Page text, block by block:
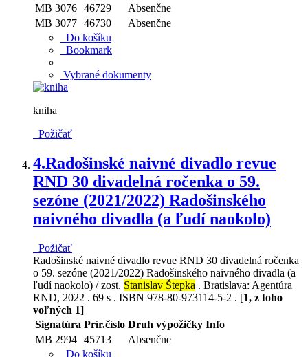
MB 3076 46729
Absenčne
MB 3077 46730
Absenčne
Do košíku
Bookmark
Vybrané dokumenty
kniha
Požičať
4.Radošinské naivné divadlo revue
RND 30 divadelná ročenka o 59.
sezóne (2021/2022) Radošinského
naivného divadla (a ľudí naokolo)
Požičať
Radošinské naivné divadlo revue RND 30 divadelná ročenka
o 59. sezóne (2021/2022) Radošinského naivného divadla (a
ľudí naokolo) / zost. Stanislav Štepka . Bratislava: Agentúra
RND, 2022 . 69 s . ISBN 978-80-973114-5-2 . [1, z toho
voľných 1]
Signatúra Prír.číslo Druh výpožičky Info
MB 2994 45713
Absenčne
Do košíku